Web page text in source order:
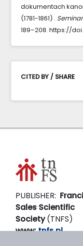
dokumentach
(1781-1861) .
189–208. https://
CITED BY / SHARE
PUBLISHER:
Sales Scientific
Society(TNFS)
www:tnfs.pl